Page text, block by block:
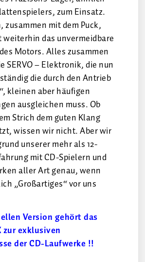
zum Einsatz.
zusammen mit dem Puck,
das unvermeidbare
Motors. Alles zusammen
SERVO – Elektronik, die nun
die durch den Antrieb
kleinen aber häufigen
ausgleichen muss. Ob
Strich dem guten Klang
wissen wir nicht. Aber wir
unserer mehr als 12-
mit CD-Spielern und
aller Art genau, wenn
„Großartiges“ vor uns
Version gehört das
zur exklusiven
der CD-Laufwerke !!